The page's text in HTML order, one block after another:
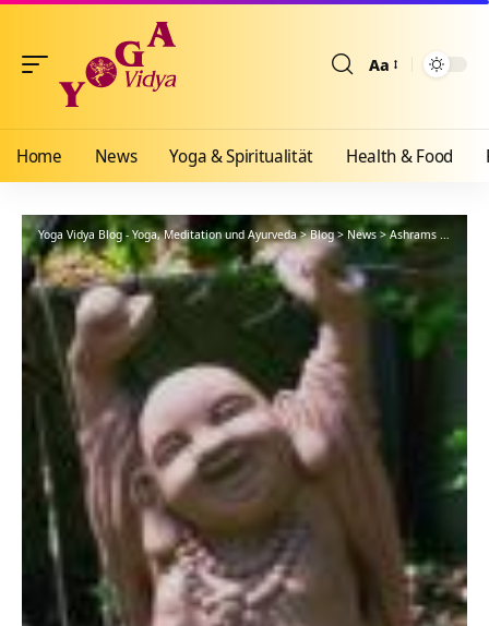
Aa
Home News Yoga & Spiritualität Health & Food
Yoga Vidya Blog - Yoga, Meditation und Ayurveda>Blog> News >Ashrams